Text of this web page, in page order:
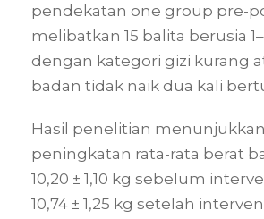
pendekatan one group pre-
melibatkan 15 balita berusia
dengan kategori gizi kurang
badan tidak naik dua kali
Hasil penelitian
peningkatan rata-rata berat
10,20 ± 1,10 kg sebelum
10,74 ± 1,25 kg setelah